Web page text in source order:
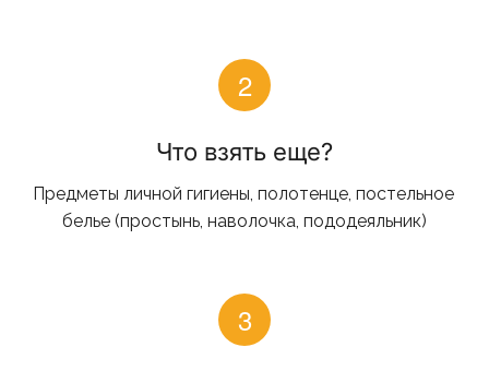
Что взять еще?
Предметы личной гигиены, полотенце, постельное
белье (простынь, наволочка, пододеяльник)